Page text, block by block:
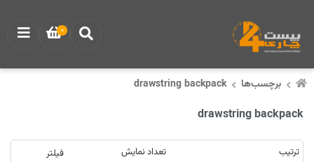
برچسب‌ها drawstring backpack
drawstring backpack
ترتیب تعداد نمایش فیلتر
0